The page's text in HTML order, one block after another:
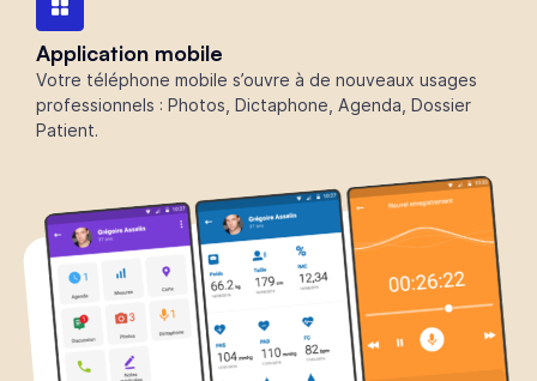
Application mobile
Votre téléphone mobile s’ouvre à de nouveaux usages
professionnels : Photos, Dictaphone, Agenda, Dossier
Patient.